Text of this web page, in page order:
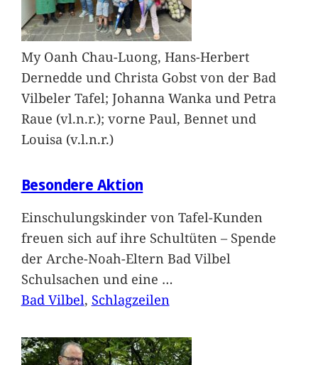
My Oanh Chau-Luong, Hans-Herbert
Dernedde und Christa Gobst von der Bad
Vilbeler Tafel; Johanna Wanka und Petra
Raue (vl.n.r.); vorne Paul, Bennet und
Louisa (v.l.n.r.)
Besondere Aktion
Einschulungskinder von Tafel-Kunden
freuen sich auf ihre Schultüten – Spende
der Arche-Noah-Eltern Bad Vilbel
Schulsachen und eine …
Bad Vilbel, Schlagzeilen